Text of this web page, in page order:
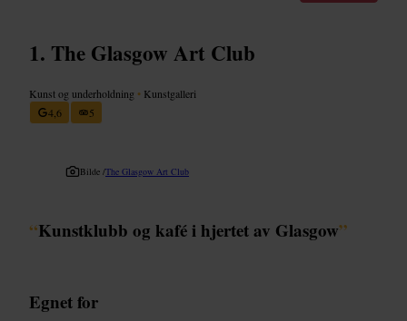
The Glasgow Art Club
Kunst og underholdning • Kunstgalleri
4,6
5
Bilde /The Glasgow Art Club
“Kunstklubb og kafé i hjertet av Glasgow”
Egnet for